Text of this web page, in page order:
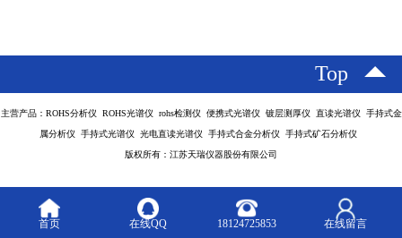
Top
主营产品：ROHS分析仪 ROHS光谱仪 rohs检测仪 便携式光谱仪 镀层测厚仪 直读光谱仪 手持式金
属分析仪 手持式光谱仪 光电直读光谱仪 手持式合金分析仪 手持式矿石分析仪
版权所有：江苏天瑞仪器股份有限公司
首页 在线QQ 18124725853 在线留言